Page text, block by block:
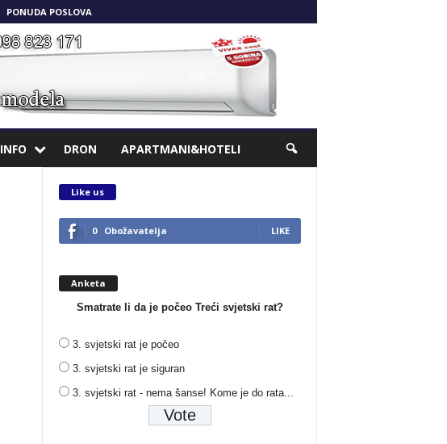
PONUDA POSLOVA
INFO DRON APARTMANI&HOTELI
Like us
0 Obožavatelja LIKE
Anketa
Smatrate li da je počeo Treći svjetski rat?
3. svjetski rat je počeo
3. svjetski rat je siguran
3. svjetski rat - nema šanse! Kome je do rata...